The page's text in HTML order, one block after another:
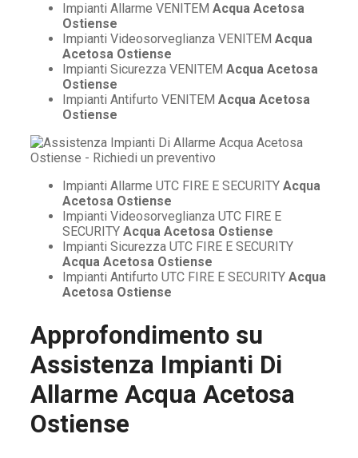
Impianti Allarme VENITEM Acqua Acetosa
Ostiense
Impianti Videosorveglianza VENITEM Acqua
Acetosa Ostiense
Impianti Sicurezza VENITEM Acqua Acetosa
Ostiense
Impianti Antifurto VENITEM Acqua Acetosa
Ostiense
Impianti Allarme UTC FIRE E SECURITY Acqua
Acetosa Ostiense
Impianti Videosorveglianza UTC FIRE E
SECURITY Acqua Acetosa Ostiense
Impianti Sicurezza UTC FIRE E SECURITY
Acqua Acetosa Ostiense
Impianti Antifurto UTC FIRE E SECURITY Acqua
Acetosa Ostiense
Approfondimento su
Assistenza Impianti Di
Allarme Acqua Acetosa
Ostiense